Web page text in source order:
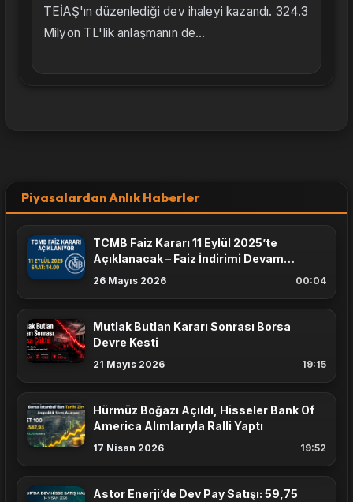
TEİAŞ'ın düzenlediği dev ihaleyi kazandı. 324.3
Milyon TL'lik anlaşmanın de...
Piyasalardan Anlık Haberler
TCMB Faiz Kararı 11 Eylül 2025’te
Açıklanacak – Faiz İndirimi Devam
Edecek mi?
26 Mayıs 2026 00:04
Mutlak Butlan Kararı Sonrası Borsa
Devre Kesti
21 Mayıs 2026 19:15
Hürmüz Boğazı Açıldı, Hisseler Bank Of
America Alımlarıyla Ralli Yaptı
17 Nisan 2026 19:52
Astor Enerji’de Dev Pay Satışı: 59,75